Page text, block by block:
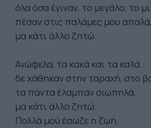
όλα όσα έγιναν, το μεγάλο, το
πέσαν στις παλάμες μου απαλά,
μα κάτι άλλο ζητώ.
Ανώφελα, τα κακά και τα καλά
δε χάθηκαν στην ταραχή, στο
τα πάντα έλαμπαν σιωπηλά,
μα κάτι άλλο ζητώ.
Πολλά μού έσωζε η ζωή,